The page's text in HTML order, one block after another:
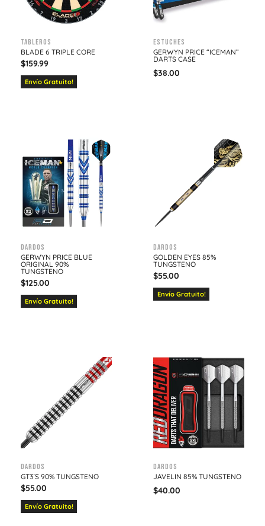
Tableros
BLADE 6 TRIPLE CORE
$159.99
Envío Gratuito!
Estuches
GERWYN PRICE “ICEMAN”
DARTS CASE
$38.00
Dardos
GERWYN PRICE BLUE
ORIGINAL 90%
TUNGSTENO
$125.00
Envío Gratuito!
Dardos
GOLDEN EYES 85%
TUNGSTENO
$55.00
Envío Gratuito!
Dardos
GT3´S 90% TUNGSTENO
$55.00
Envío Gratuito!
Dardos
JAVELIN 85% TUNGSTENO
$40.00